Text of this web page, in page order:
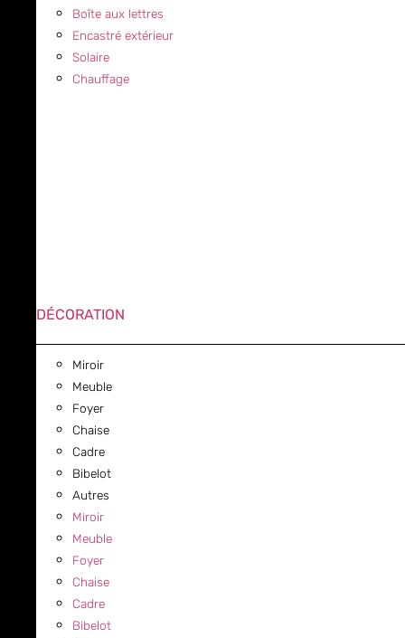
Boîte aux lettres
Encastré extérieur
Solaire
Chauffage
DÉCORATION
Miroir
Meuble
Foyer
Chaise
Cadre
Bibelot
Autres
Miroir
Meuble
Foyer
Chaise
Cadre
Bibelot